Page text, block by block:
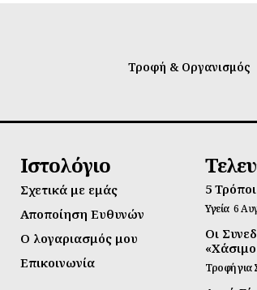
Τροφή & Οργανισμός
Ιστολόγιο
Σχετικά με εμάς
Αποποίηση Ευθυνών
Ο λογαριασμός μου
Επικοινωνία
5
Υγεία 6
Οι
Τροφή για